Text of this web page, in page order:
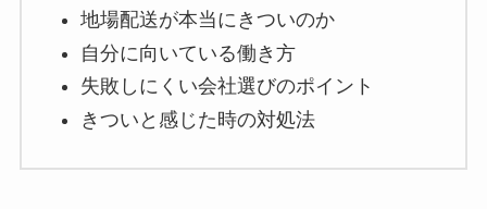
地場配送が本当にきついのか
自分に向いている働き方
失敗しにくい会社選びのポイント
きついと感じた時の対処法